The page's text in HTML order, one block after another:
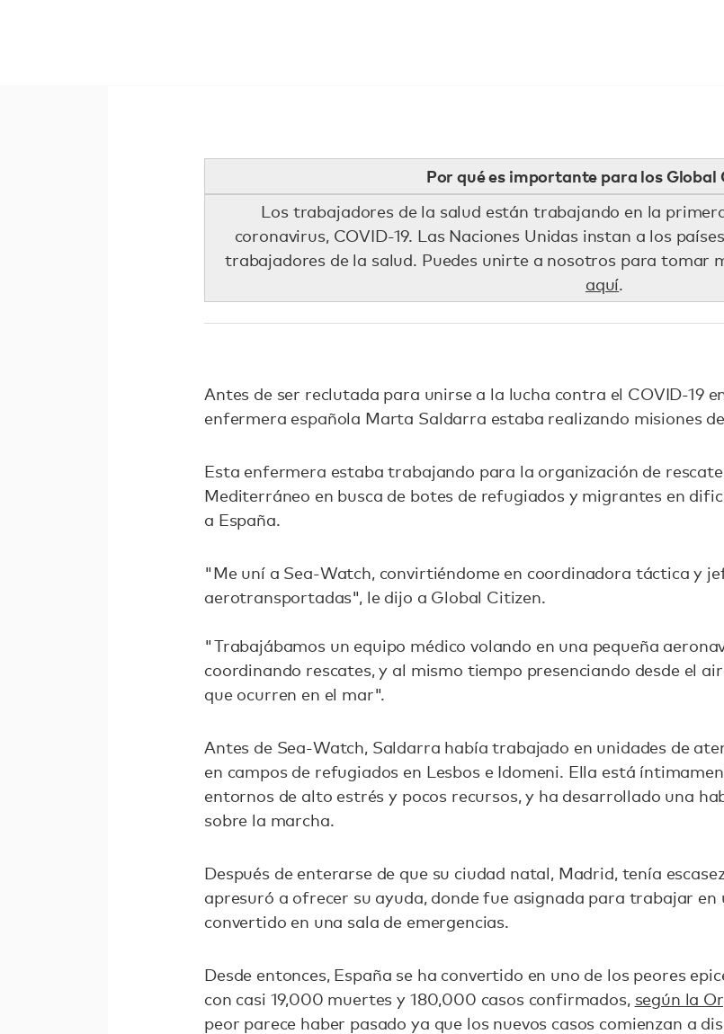
Por qué es importante para los Global
Los trabajadores de la salud están trabajando en la
coronavirus, COVID-19. Las Naciones Unidas instan a los
trabajadores de la salud. Puedes unirte a nosotros para tomar
aquí.
Antes de ser reclutada para unirse a la lucha contra el COVID-19
enfermera española Marta Saldarra estaba realizando misiones
Esta enfermera estaba trabajando para la organización de rescate
Mediterráneo en busca de botes de refugiados y migrantes en
a España.
"Me uní a Sea-Watch, convirtiéndome en coordinadora táctica y
aerotransportadas", le dijo a Global Citizen.
"Trabajábamos un equipo médico volando en una pequeña
coordinando rescates, y al mismo tiempo presenciando desde el
que ocurren en el mar".
Antes de Sea-Watch, Saldarra había trabajado en unidades de
en campos de refugiados en Lesbos e Idomeni. Ella está
entornos de alto estrés y pocos recursos, y ha desarrollado una
sobre la marcha.
Después de enterarse de que su ciudad natal, Madrid, tenía
apresuró a ofrecer su ayuda, donde fue asignada para trabajar
convertido en una sala de emergencias.
Desde entonces, España se ha convertido en uno de los peores
con casi 19,000 muertes y 180,000 casos confirmados, según la
peor parece haber pasado ya que los nuevos casos comienzan a